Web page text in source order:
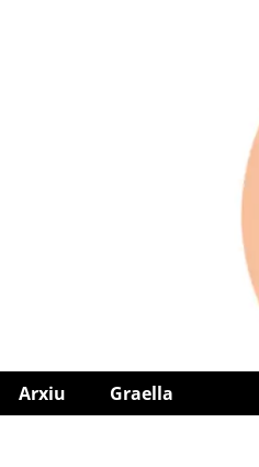
Arxiu Graella